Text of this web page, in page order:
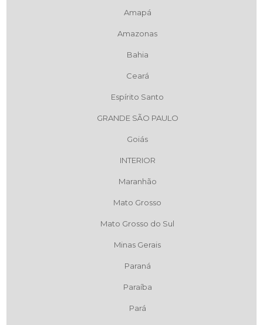
Amapá
Amazonas
Bahia
Ceará
Espírito Santo
GRANDE SÃO PAULO
Goiás
INTERIOR
Maranhão
Mato Grosso
Mato Grosso do Sul
Minas Gerais
Paraná
Paraíba
Pará